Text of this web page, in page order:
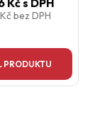
bez DPH
PRODUKTU